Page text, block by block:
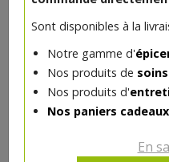
Sont disponibles à la
Notre gamme d'
Nos produits de
Nos produits d'
Nos paniers cadeaux
En